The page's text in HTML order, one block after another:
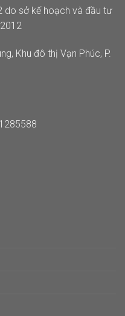
do sở kế hoạch và đầu tư
Khu đô thị Vạn Phúc, P.